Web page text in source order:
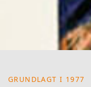
GRUNDLAGT I 1977